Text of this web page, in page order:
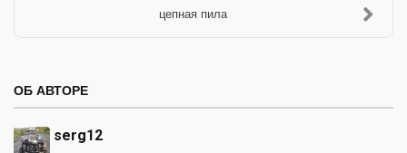
цепная пила
ОБ АВТОРЕ
serg12